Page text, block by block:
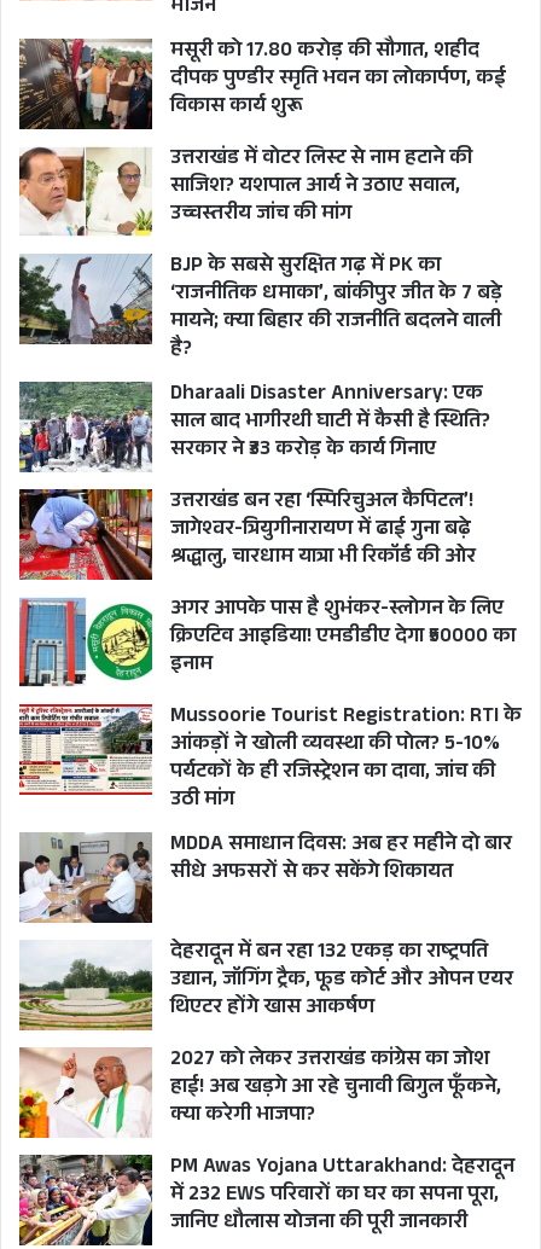
जनरल साहब की सीधे-सपाट बोलने और कड़क मिजाज
प्रशासक की छवि उनकी सबसे बड़ी राजनीतिक पूंजी थी।
जनता को जनरल साहब की यह छवि बेहद पसंद थी। जैसा
कि मैंने ऊपर लिखा है, वर्ष 1996 के लोकसभा चुनाव में
षड्यंत्र और वर्ष 2012 के कोटद्वार विधानसभा चुनाव में
उनके प्रबंधकों की रणनीतिक कमियों के कारण हुई हार को
यदि अपवाद मान लिया जाए, तो बाकी सभी चुनावों में
जनता ने उन्हें भरपूर प्यार और समर्थन दिया।
मुझे स्मरण है कि लोकसभा चुनावों के दौरान पौड़ी जनपद
के दूरस्थ क्षेत्रों में सुबह-सुबह की जनसभाओं में भी कई
स्थानों पर दो-चार लोग शराब पीकर पहुंच जाते थे और
सभा में विघ्न पैदा करने का प्रयास करते थे। मगर स्थानीय
जनता स्वयं ही ऐसे लोगों को वहां से भगा देती थी। जनता
समझ जाती थी कि यह सब जानबूझकर कराया जा रहा है।
इससे जनता की जनरल साहब के प्रति सहानुभूति और भी
बढ़ जाती थी।
लोकसभा चुनावों के दौरान जातिवाद का कार्ड खेलने का भी
काफी प्रयास किया जाता था। मुझे याद है कि एक चुनाव में
किसी कथित ब्राह्मण संगठन का लेटरहेड तैयार कर एक
पत्र लिखा गया था। उस पत्र में राजपूत समाज के लोगों के
प्रति घृणित विषवमन किया गया था। लेटरहेड ब्राह्मण
संगठन का था, गालियां राजपूत समाज को दी गई थीं, और
उस पत्र को चुन-चुनकर राजपूत नेताओं तथा
जनप्रतिनिधियों को डाक के माध्यम से गांव-गांव भेजा गया
था।
हालांकि, ऐसे किसी भी हथकंडे का जनरल साहब पर कभी
कोई दुष्प्रभाव नहीं पड़ा। उनकी छवि निष्कलंक बनी रही।
जनरल साहब केवल एक राजनेता नहीं थे, वे एक भरोसा
थे… एक अनुशासन थे… और पहाड़ की सादगी व
स्वाभिमान की जीवित पहचान थे।
भोजन
मसूरी को 17.80 करोड़ की सौगात, शहीद
दीपक पुण्डीर स्मृति भवन का लोकार्पण, कई
विकास कार्य शुरू
उत्तराखंड में वोटर लिस्ट से नाम हटाने की
साजिश? यशपाल आर्य ने उठाए सवाल,
उच्चस्तरीय जांच की मांग
BJP के सबसे सुरक्षित गढ़ में PK का
‘राजनीतिक धमाका’, बांकीपुर जीत के 7 बड़े
मायने; क्या बिहार की राजनीति बदलने वाली
है?
Dharaali Disaster Anniversary: एक
साल बाद भागीरथी घाटी में कैसी है स्थिति?
सरकार ने ₹33 करोड़ के कार्य गिनाए
उत्तराखंड बन रहा ‘स्पिरिचुअल कैपिटल’!
जागेश्वर-त्रियुगीनारायण में ढाई गुना बढ़े
श्रद्धालु, चारधाम यात्रा भी रिकॉर्ड की ओर
अगर आपके पास है शुभंकर-स्लोगन के लिए
क्रिएटिव आइडिया! एमडीडीए देगा ₹50000 का
इनाम
Mussoorie Tourist Registration: RTI के
आंकड़ों ने खोली व्यवस्था की पोल? 5-10%
पर्यटकों के ही रजिस्ट्रेशन का दावा, जांच की
उठी मांग
MDDA समाधान दिवस: अब हर महीने दो बार
सीधे अफसरों से कर सकेंगे शिकायत
देहरादून में बन रहा 132 एकड़ का राष्ट्रपति
उद्यान, जॉगिंग ट्रैक, फूड कोर्ट और ओपन एयर
थिएटर होंगे खास आकर्षण
2027 को लेकर उत्तराखंड कांग्रेस का जोश
हाई! अब खड़गे आ रहे चुनावी बिगुल फूँकने,
क्या करेगी भाजपा?
PM Awas Yojana Uttarakhand: देहरादून
में 232 EWS परिवारों का घर का सपना पूरा,
जानिए धौलास योजना की पूरी जानकारी